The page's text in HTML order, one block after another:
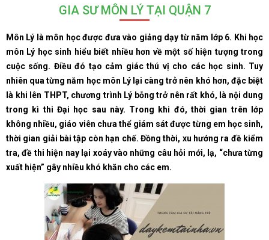
GIA SƯ MÔN LÝ TẠI QUẬN 7
Môn Lý là môn học được đưa vào giảng dạy từ năm lớp 6. Khi học
môn Lý học sinh hiểu biết nhiều hơn về một số hiện tượng trong
cuộc sống. Điều đó tạo cảm giác thú vị cho các học sinh. Tuy
nhiên qua từng năm học môn Lý lại càng trở nên khó hơn, đặc biệt
là khi lên THPT, chương trình Lý bỗng trở nên rất khó, là nội dung
trong kì thi Đại học sau này. Trong khi đó, thời gian trên lớp
không nhiều, giáo viên chưa thể giám sát được từng em học sinh,
thời gian giải bài tập còn hạn chế. Đồng thời, xu hướng ra đề kiểm
tra, đề thi hiện nay lại xoáy vào những câu hỏi mới, lạ, “chưa từng
xuất hiện” gây nhiều khó khăn cho các em.